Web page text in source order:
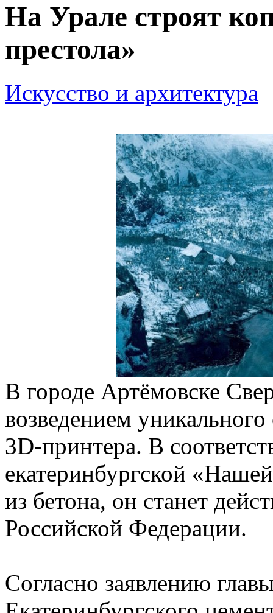
На Урале строят
престола»
Искусство и архитектура
В городе Артёмовске
возведением
3D-принтера. В
екатеринбургской
из бетона, он станет
Российской Федерации.
Согласно заявлению